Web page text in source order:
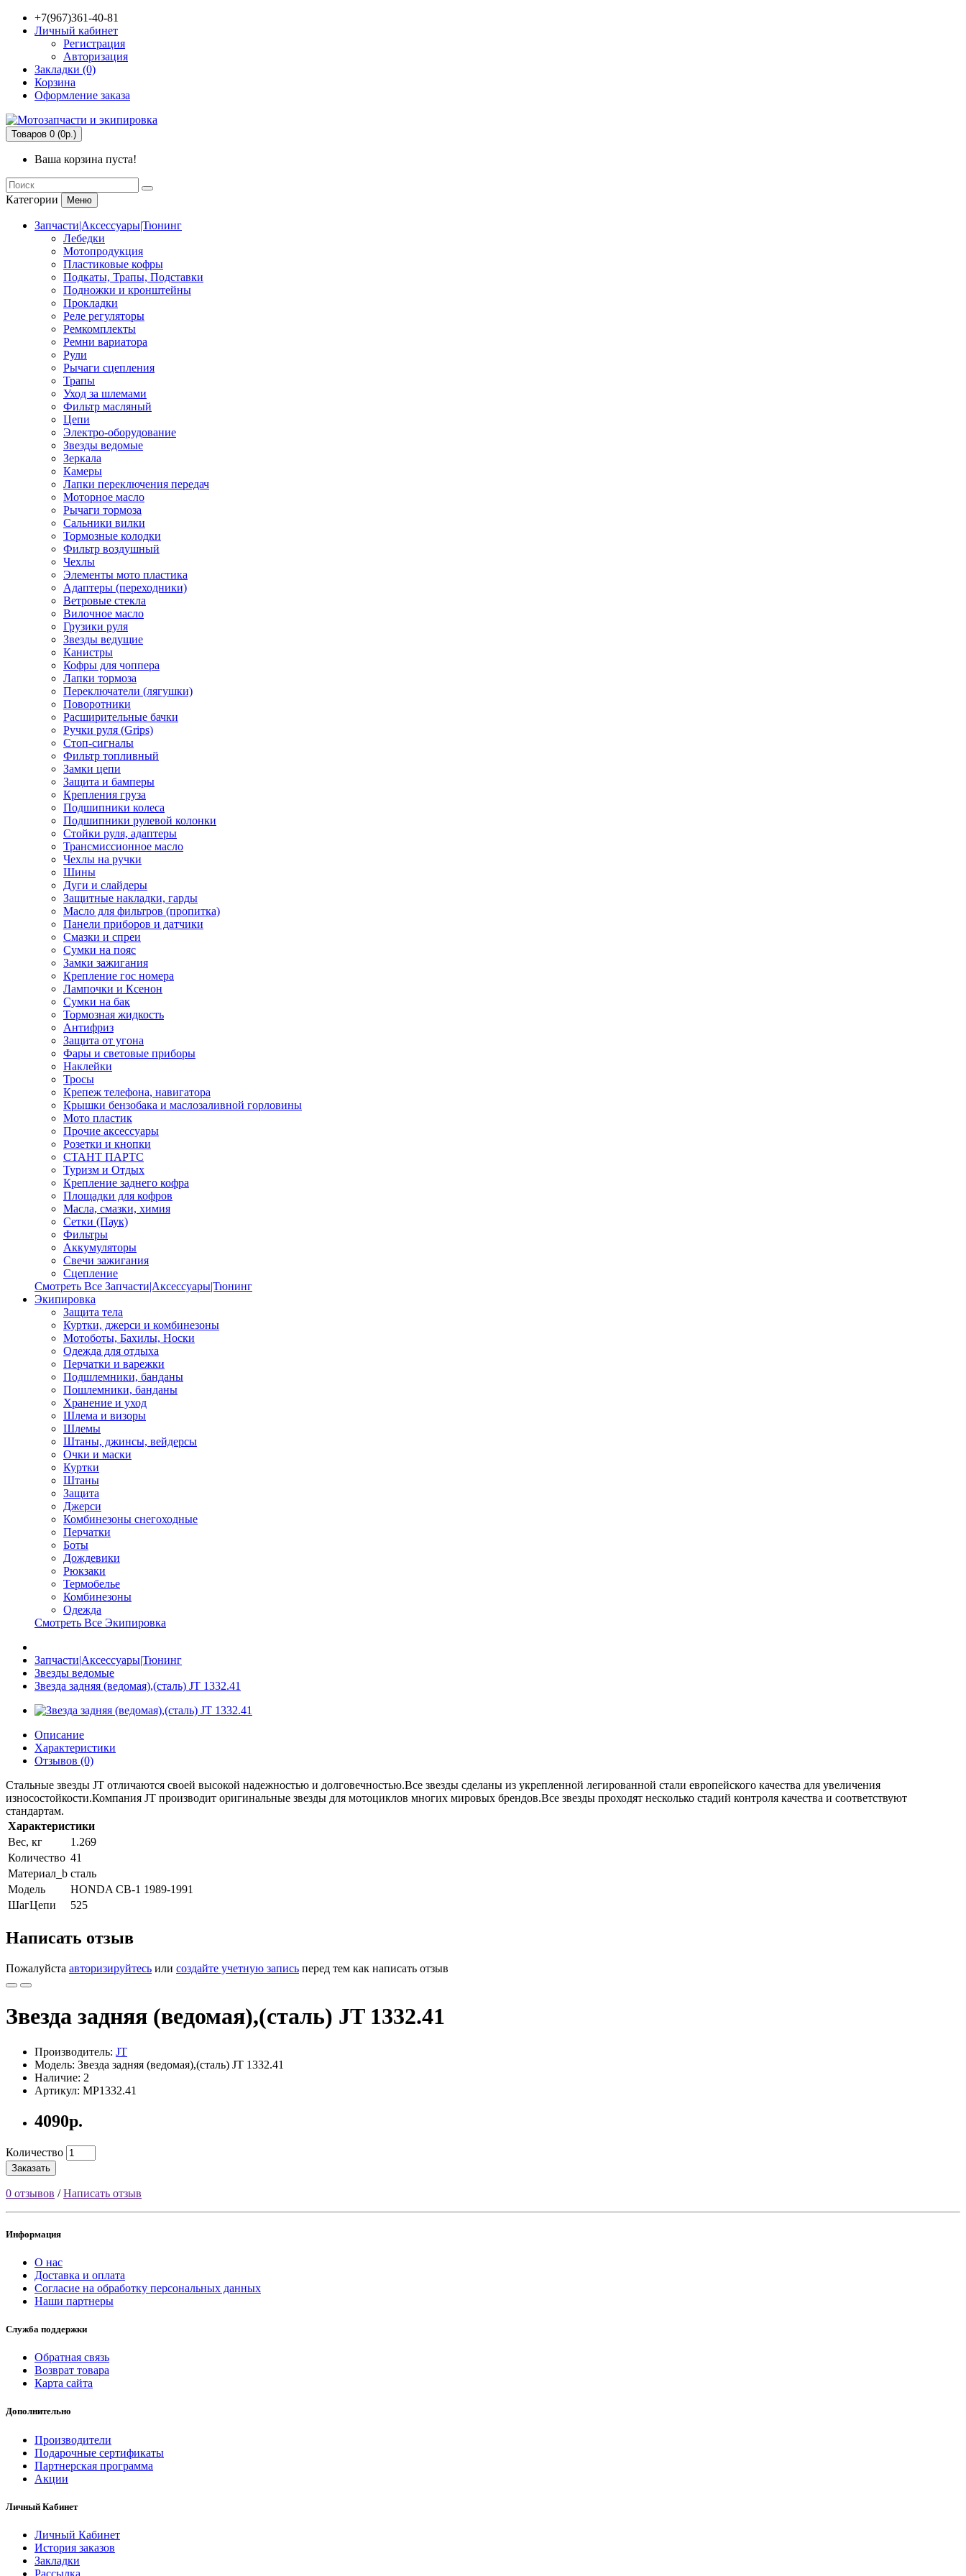
+7(967)361-40-81
Личный кабинет
Регистрация
Авторизация
Закладки (0)
Корзина
Оформление заказа
Товаров 0 (0р.)
Ваша корзина пуста!
Категории Меню
Запчасти|Аксессуары|Тюнинг
Лебедки
Мотопродукция
Пластиковые кофры
Подкаты, Трапы, Подставки
Подножки и кронштейны
Прокладки
Реле регуляторы
Ремкомплекты
Ремни вариатора
Рули
Рычаги сцепления
Трапы
Уход за шлемами
Фильтр масляный
Цепи
Электро-оборудование
Звезды ведомые
Зеркала
Камеры
Лапки переключения передач
Моторное масло
Рычаги тормоза
Сальники вилки
Тормозные колодки
Фильтр воздушный
Чехлы
Элементы мото пластика
Адаптеры (переходники)
Ветровые стекла
Вилочное масло
Грузики руля
Звезды ведущие
Канистры
Кофры для чоппера
Лапки тормоза
Переключатели (лягушки)
Поворотники
Расширительные бачки
Ручки руля (Grips)
Стоп-сигналы
Фильтр топливный
Замки цепи
Защита и бамперы
Крепления груза
Подшипники колеса
Подшипники рулевой колонки
Стойки руля, адаптеры
Трансмиссионное масло
Чехлы на ручки
Шины
Дуги и слайдеры
Защитные накладки, гарды
Масло для фильтров (пропитка)
Панели приборов и датчики
Смазки и спреи
Сумки на пояс
Замки зажигания
Крепление гос номера
Лампочки и Ксенон
Сумки на бак
Тормозная жидкость
Антифриз
Защита от угона
Фары и световые приборы
Наклейки
Тросы
Крепеж телефона, навигатора
Крышки бензобака и маслозаливной горловины
Мото пластик
Прочие аксессуары
Розетки и кнопки
СТАНТ ПАРТС
Туризм и Отдых
Крепление заднего кофра
Площадки для кофров
Масла, смазки, химия
Сетки (Паук)
Фильтры
Аккумуляторы
Свечи зажигания
Сцепление
Смотреть Все Запчасти|Аксессуары|Тюнинг
Экипировка
Защита тела
Куртки, джерси и комбинезоны
Мотоботы, Бахилы, Носки
Одежда для отдыха
Перчатки и варежки
Подшлемники, банданы
Пошлемники, банданы
Хранение и уход
Шлема и визоры
Шлемы
Штаны, джинсы, вейдерсы
Очки и маски
Куртки
Штаны
Защита
Джерси
Комбинезоны снегоходные
Перчатки
Боты
Дождевики
Рюкзаки
Термобелье
Комбинезоны
Одежда
Смотреть Все Экипировка
Запчасти|Аксессуары|Тюнинг
Звезды ведомые
Звезда задняя (ведомая),(сталь) JT 1332.41
Описание
Характеристики
Отзывов (0)
Стальные звезды JT отличаются своей высокой надежностью и долговечностью.Все звезды сделаны из укрепленной легированной стали европейского качества для увеличения
износостойкости.Компания JT производит оригинальные звезды для мотоциклов многих мировых брендов.Все звезды проходят несколько стадий контроля качества и соответствуют
стандартам.
Характеристики
Вес, кг
1.269
Количество 41
Материал_b сталь
Модель
HONDA CB-1 1989-1991
ШагЦепи
525
Написать отзыв
Пожалуйста авторизируйтесь или создайте учетную запись перед тем как написать отзыв
Звезда задняя (ведомая),(сталь) JT 1332.41
Производитель: JT
Модель: Звезда задняя (ведомая),(сталь) JT 1332.41
Наличие: 2
Артикул: MP1332.41
4090р.
Количество
Заказать
0 отзывов /Написать отзыв
Информация
О нас
Доставка и оплата
Согласие на обработку персональных данных
Наши партнеры
Служба поддержки
Обратная связь
Возврат товара
Карта сайта
Дополнительно
Производители
Подарочные сертификаты
Партнерская программа
Акции
Личный Кабинет
Личный Кабинет
История заказов
Закладки
Рассылка